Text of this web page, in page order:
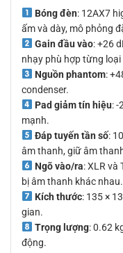
Bóng đèn: 12AX7
ấm và dày, mô phỏng
Gain đầu vào: +26
nhạy phù hợp từng loại
Nguồn phantom:
condenser.
Pad giảm tín hiệu: -
mạnh.
Đáp tuyến tần số:
âm thanh, giữ âm
Ngõ vào/ra: XLR và
bị âm thanh khác nhau.
Kích thước: 135 ×
gian.
Trọng lượng: 0.62
động.